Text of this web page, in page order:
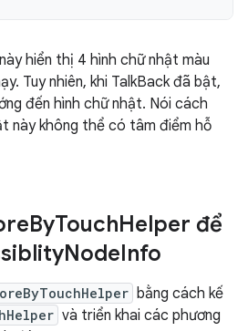
hiển thị 4 hình chữ nhật màu
Tuy nhiên, khi TalkBack đã bật,
đến hình chữ nhật. Nói cách
này không thể có tâm điểm hỗ
ByTouchHelper để
NodeInfo
bằng cách kế
và triển khai các phương